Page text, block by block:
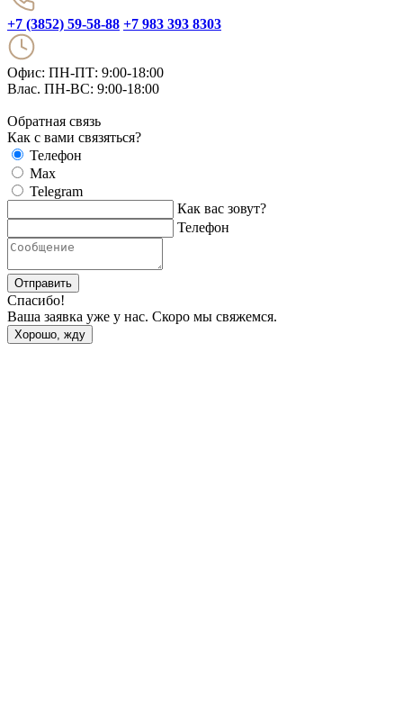
+7 (3852) 59-58-88 +7 983 393 8303
Офис: ПН-ПТ: 9:00-18:00
Влас. ПН-ВС: 9:00-18:00
Обратная связь
Как с вами связяться?
Телефон
Max
Telegram
Как вас зовут?
Телефон
Отправить
Спасибо!
Ваша заявка уже у нас. Скоро мы свяжемся.
Хорошо, жду